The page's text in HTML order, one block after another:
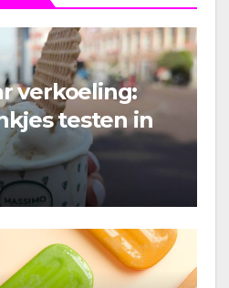
verkoeling:
testen in